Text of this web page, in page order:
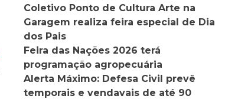
Coletivo Ponto de Cultura Arte na
Garagem realiza feira especial de Dia
dos Pais
Feira das Nações 2026 terá
programação agropecuária
Alerta Máximo: Defesa Civil prevê
temporais e vendavais de até 90